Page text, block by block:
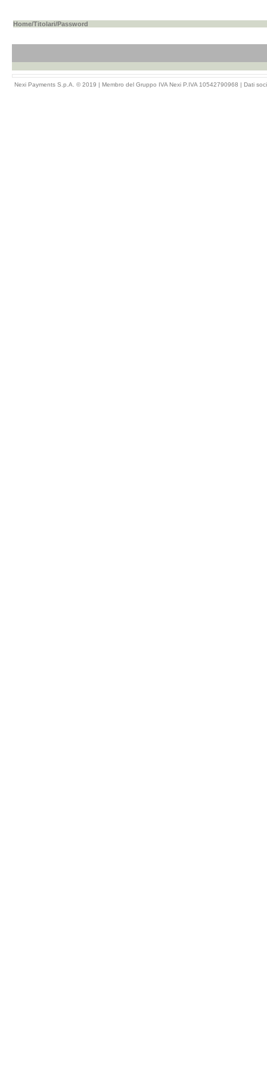
Home/Titolari/Password
Nexi Payments S.p.A. © 2019 | Membro del Gruppo IVA Nexi P.IVA 10542790968 | Dati